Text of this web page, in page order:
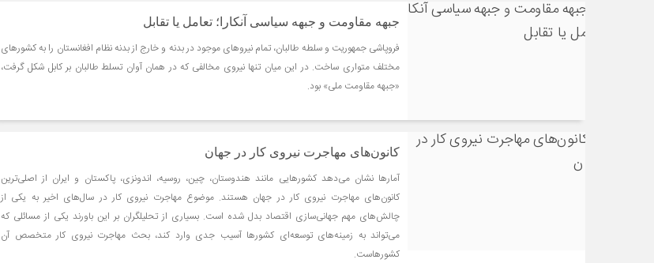
جبهه مقاومت و جبهه سیاسی آنکارا؛ تعامل یا تقابل
فروپاشی جمهوریت و سلطه طالبان، تمام نیروهای موجود در بدنه و خارج از بدنه نظام افغانستان را به کشورهای
مختلف متواری ساخت. در این میان تنها نیروی مخالفی که در همان آوان تسلط طالبان بر کابل شکل گرفت،
«جبهه مقاومت ملی» بود.
کانون‌‌‌های مهاجرت نیروی کار در جهان
آمارها نشان می‌دهد کشورهایی مانند هندوستان، چین، روسیه، اندونزی، پاکستان و ایران از اصلی‌‌‌ترین
کانون‌‌‌های مهاجرت نیروی کار در جهان هستند. موضوع مهاجرت نیروی کار در سال‌های اخیر به یکی از
چالش‌‌‌های مهم جهانی‌‌‌سازی اقتصاد بدل شده است. بسیاری از تحلیلگران بر این باورند یکی از مسائلی که
می‌تواند به زمینه‌‌‌های توسعه‌‌‌ای کشورها آسیب جدی وارد کند، بحث مهاجرت نیروی کار متخصص آن
کشورهاست.